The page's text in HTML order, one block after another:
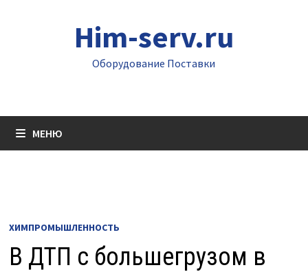
Him-serv.ru
Оборудование Поставки
МЕНЮ
ХИМПРОМЫШЛЕННОСТЬ
В ДТП с большегрузом в